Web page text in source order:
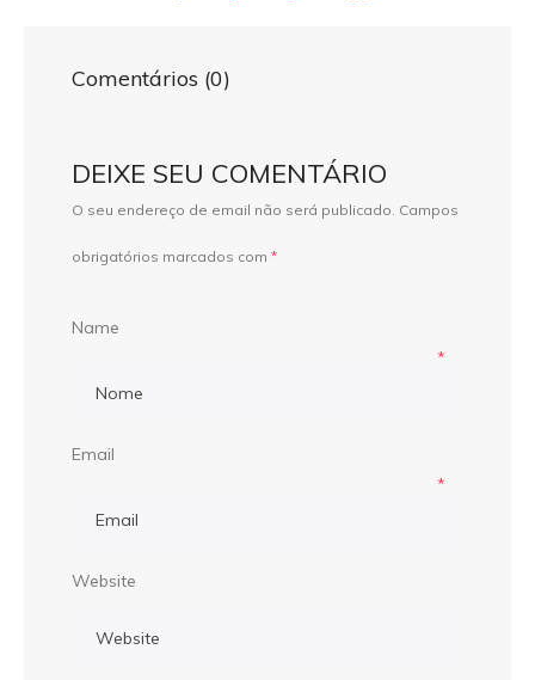
Comentários (0)
DEIXE SEU COMENTÁRIO
O seu endereço de email não será publicado. Campos
obrigatórios marcados com *
Name
*
Email
*
Website